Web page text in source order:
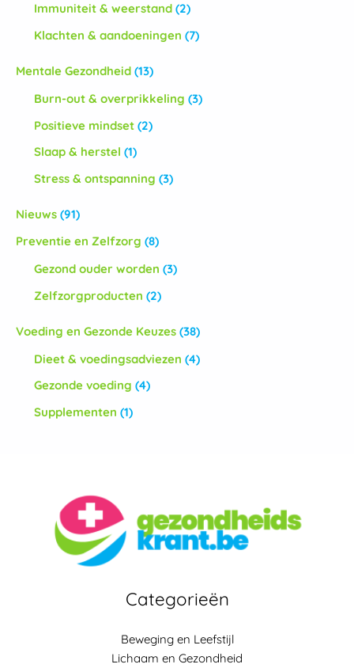
Immuniteit & weerstand(2)
Klachten & aandoeningen (7)
Mentale Gezondheid (13)
Burn-out & overprikkeling (3)
Positieve mindset(2)
Slaap & herstel (1)
Stress & ontspanning (3)
Nieuws (91)
Preventie en Zelfzorg (8)
Gezond ouder worden (3)
Zelfzorgproducten (2)
Voeding en Gezonde Keuzes (38)
Dieet & voedingsadviezen (4)
Gezonde voeding (4)
Supplementen (1)
Categorieën
Beweging en Leefstijl
Lichaam en Gezondheid